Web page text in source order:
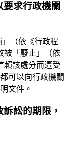
求行政機關
（依《行政程
被「廢止」（依
賴該處分而遭受
可以向行政機關
文件。
訟的期限，